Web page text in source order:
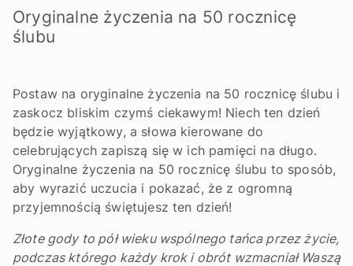
Oryginalne życzenia na 50 rocznicę
ślubu
Postaw na oryginalne życzenia na 50 rocznicę ślubu i
zaskocz bliskim czymś ciekawym! Niech ten dzień
będzie wyjątkowy, a słowa kierowane do
celebrujących zapiszą się w ich pamięci na długo.
Oryginalne życzenia na 50 rocznicę ślubu to sposób,
aby wyrazić uczucia i pokazać, że z ogromną
przyjemnością świętujesz ten dzień!
Złote gody to pół wieku wspólnego tańca przez życie,
podczas którego każdy krok i obrót wzmacniał Waszą